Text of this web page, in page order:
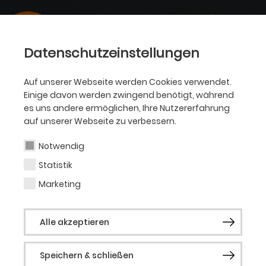
Datenschutzeinstellungen
Auf unserer Webseite werden Cookies verwendet.
Einige davon werden zwingend benötigt, während
es uns andere ermöglichen, Ihre Nutzererfahrung
auf unserer Webseite zu verbessern.
Notwendig
Statistik
Marketing
Alle akzeptieren
Speichern & schließen